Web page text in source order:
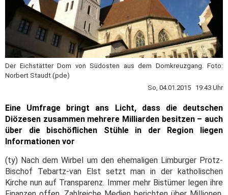
Der Eichstätter Dom von Südosten aus dem Domkreuzgang. Foto:
Norbert Staudt (pde)
So, 04.01.2015 19:43 Uhr
Eine Umfrage bringt ans Licht, dass die deutschen
Diözesen zusammen mehrere Milliarden besitzen – auch
über die bischöflichen Stühle in der Region liegen
Informationen vor
(ty) Nach dem Wirbel um den ehemaligen Limburger Protz-
Bischof Tebartz-van Elst setzt man in der katholischen
Kirche nun auf Transparenz. Immer mehr Bistümer legen ihre